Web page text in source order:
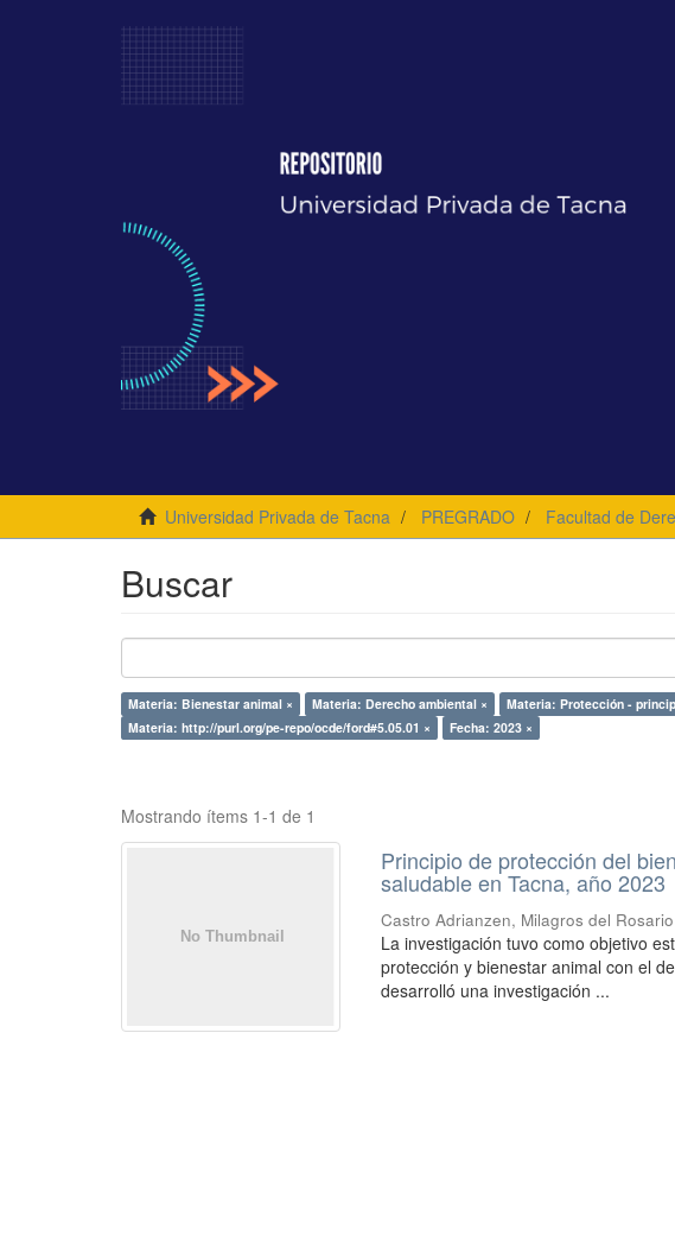
Universidad Privada de Tacna PREGRADO Facultad de
Buscar
Materia: Bienestar animal × Materia: Derecho ambiental × Materia: Protección -
Materia: http://purl.org/pe-repo/ocde/ford#5.05.01 ×
Fecha: 2023 ×
Mostrando ítems 1-1 de 1
Principio de protección del
saludable en Tacna, año 2023
Castro Adrianzen, Milagros del Rosario
La investigación tuvo como objetivo
protección y bienestar animal con el
desarrolló una investigación ...